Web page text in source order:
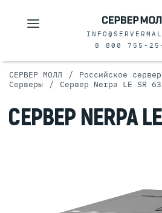
8 800 755-
СЕРВЕР МОЛЛ / Российское
Серверы / Сервер Nerpa LE SR
СЕРВЕР NERPA